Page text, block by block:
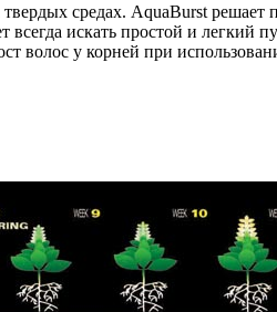
средах. AquaBurst решает
искать простой и легкий
волос у корней при